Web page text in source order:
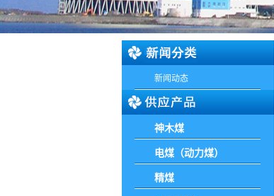
新闻动态
神木煤
电煤（动力煤）
精煤